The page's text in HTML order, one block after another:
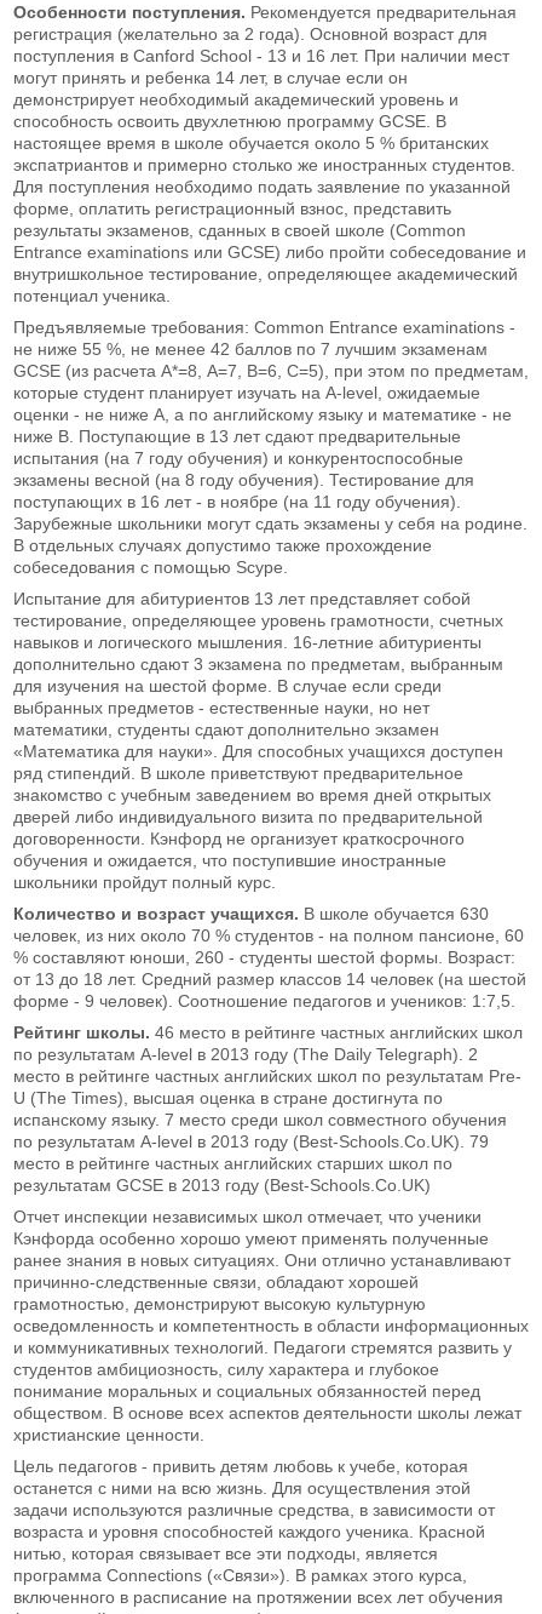
Особенности поступления. Рекомендуется предварительная
регистрация (желательно за 2 года). Основной возраст для
поступления в Canford School - 13 и 16 лет. При наличии мест
могут принять и ребенка 14 лет, в случае если он
демонстрирует необходимый академический уровень и
способность освоить двухлетнюю программу GCSE. В
настоящее время в школе обучается около 5 % британских
экспатриантов и примерно столько же иностранных студентов.
Для поступления необходимо подать заявление по указанной
форме, оплатить регистрационный взнос, представить
результаты экзаменов, сданных в своей школе (Common
Entrance examinations или GCSE) либо пройти собеседование и
внутришкольное тестирование, определяющее академический
потенциал ученика.
Предъявляемые требования: Common Entrance examinations -
не ниже 55 %, не менее 42 баллов по 7 лучшим экзаменам
GCSE (из расчета А*=8, А=7, В=6, С=5), при этом по предметам,
которые студент планирует изучать на A-level, ожидаемые
оценки - не ниже А, а по английскому языку и математике - не
ниже В. Поступающие в 13 лет сдают предварительные
испытания (на 7 году обучения) и конкурентоспособные
экзамены весной (на 8 году обучения). Тестирование для
поступающих в 16 лет - в ноябре (на 11 году обучения).
Зарубежные школьники могут сдать экзамены у себя на родине.
В отдельных случаях допустимо также прохождение
собеседования с помощью Scype.
Испытание для абитуриентов 13 лет представляет собой
тестирование, определяющее уровень грамотности, счетных
навыков и логического мышления. 16-летние абитуриенты
дополнительно сдают 3 экзамена по предметам, выбранным
для изучения на шестой форме. В случае если среди
выбранных предметов - естественные науки, но нет
математики, студенты сдают дополнительно экзамен
«Математика для науки». Для способных учащихся доступен
ряд стипендий. В школе приветствуют предварительное
знакомство с учебным заведением во время дней открытых
дверей либо индивидуального визита по предварительной
договоренности. Кэнфорд не организует краткосрочного
обучения и ожидается, что поступившие иностранные
школьники пройдут полный курс.
Количество и возраст учащихся. В школе обучается 630
человек, из них около 70 % студентов - на полном пансионе, 60
% составляют юноши, 260 - студенты шестой формы. Возраст:
от 13 до 18 лет. Средний размер классов 14 человек (на шестой
форме - 9 человек). Соотношение педагогов и учеников: 1:7,5.
Рейтинг школы. 46 место в рейтинге частных английских школ
по результатам A-level в 2013 году (The Daily Telegraph). 2
место в рейтинге частных английских школ по результатам Pre-
U (The Times), высшая оценка в стране достигнута по
испанскому языку. 7 место среди школ совместного обучения
по результатам A-level в 2013 году (Best-Schools.Co.UK). 79
место в рейтинге частных английских старших школ по
результатам GCSE в 2013 году (Best-Schools.Co.UK)
Отчет инспекции независимых школ отмечает, что ученики
Кэнфорда особенно хорошо умеют применять полученные
ранее знания в новых ситуациях. Они отлично устанавливают
причинно-следственные связи, обладают хорошей
грамотностью, демонстрируют высокую культурную
осведомленность и компетентность в области информационных
и коммуникативных технологий. Педагоги стремятся развить у
студентов амбициозность, силу характера и глубокое
понимание моральных и социальных обязанностей перед
обществом. В основе всех аспектов деятельности школы лежат
христианские ценности.
Цель педагогов - привить детям любовь к учебе, которая
останется с ними на всю жизнь. Для осуществления этой
задачи используются различные средства, в зависимости от
возраста и уровня способностей каждого ученика. Красной
нитью, которая связывает все эти подходы, является
программа Connections («Связи»). В рамках этого курса,
включенного в расписание на протяжении всех лет обучения